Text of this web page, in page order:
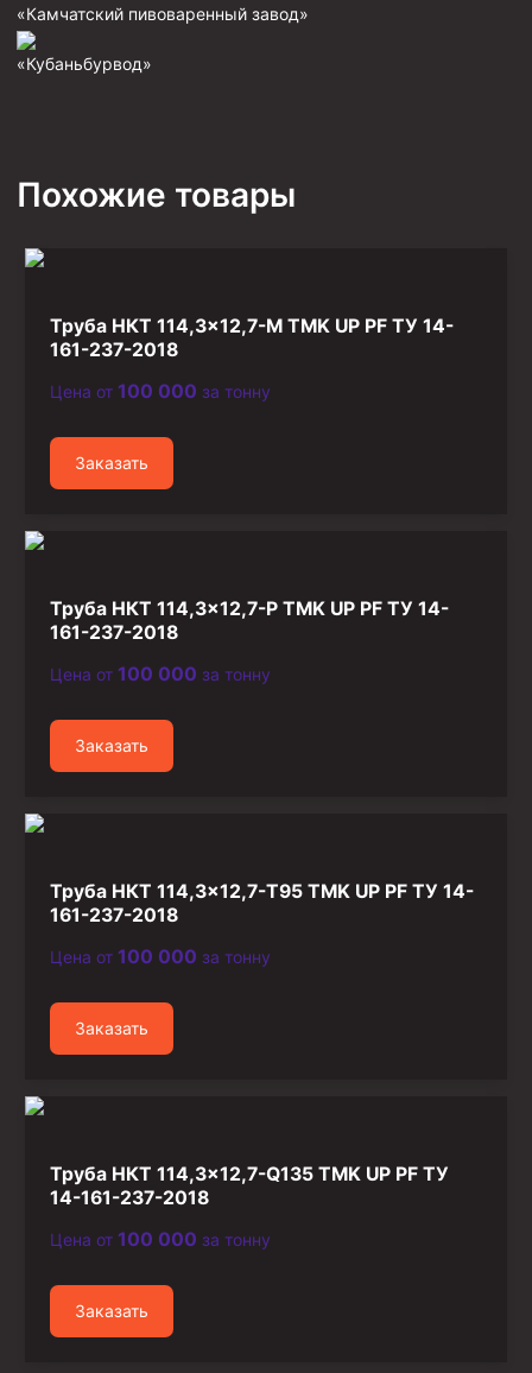
Фрезеры пилотные
Райберы конусные
Ключи
Колокола ловильные
Быстроразъёмные соединения (БРС)
Рукава буровые
Стропы
Стропы цепные
Канаты стальные
Элементы линии обвязки
«Камчатский пивоваренный завод»
«Кубаньбурвод»
Похожие товары
Труба НКТ 114,3×12,7-М TMK UP PF ТУ 14-
161-237-2018
Цена от 100 000 за тонну
Заказать
Труба НКТ 114,3×12,7-Р TMK UP PF ТУ 14-
161-237-2018
Цена от 100 000 за тонну
Заказать
Труба НКТ 114,3×12,7-Т95 TMK UP PF ТУ 14-
161-237-2018
Цена от 100 000 за тонну
Заказать
Труба НКТ 114,3×12,7-Q135 TMK UP PF ТУ
14-161-237-2018
Цена от 100 000 за тонну
Заказать